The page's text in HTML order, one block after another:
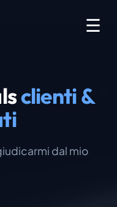
☰
clienti &
dal mio